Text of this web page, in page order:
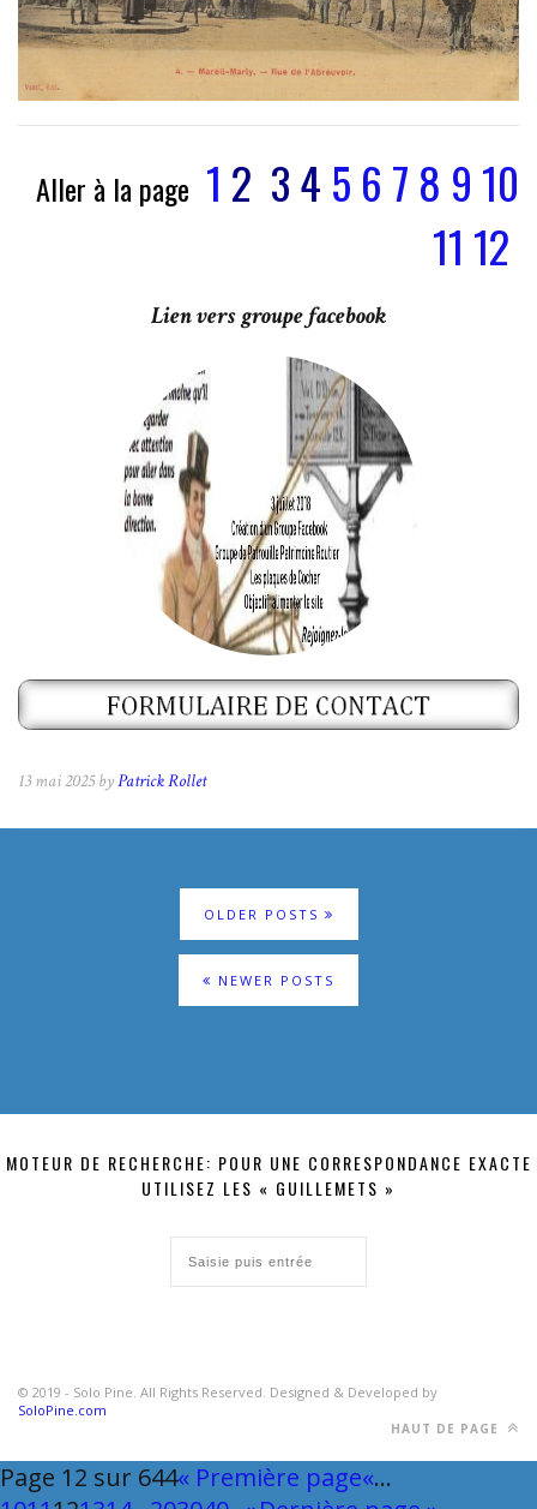
Aller à la page 1 2 34 5 6 7 8 9 10
11 12
Lien vers groupe facebook
Cliquez
13 mai 2025 byPatrick Rollet
OLDER POSTS
NEWER POSTS
MOTEUR DE RECHERCHE: POUR UNE CORRESPONDANCE EXACTE
UTILISEZ LES « GUILLEMETS »
© 2019 - Solo Pine. All Rights Reserved. Designed & Developed by
SoloPine.com
HAUT DE PAGE
Page 12 sur 644« Première page«…